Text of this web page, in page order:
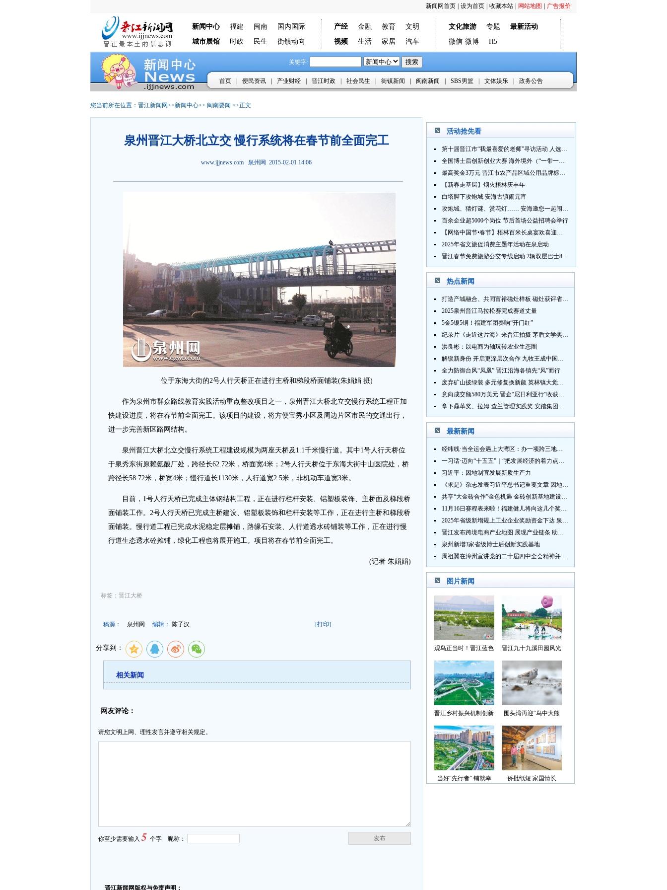
广告报价
网站地图
收藏本站
设为首页
新闻网首页
新闻中心 福建 闽南
国内国际
城市展馆
时政 民生 街镇动向
产经 金融 教育
文明
视频
生活 家居 汽车
文化旅游 专题
最新活动
微信 微博 H5
关键字:
首页 便民资讯 产业财经 晋江时政 社会民生 街镇新闻 闽南新闻 SBS男篮 文体娱乐 政务公告
您当前所在位置： 晋江新闻网>>新闻中心>> 闽南要闻 >>正文
泉州晋江大桥北立交 慢行系统将在春节前全面完工
www.ijjnews.com 泉州网 2015-02-01 14:06
位于东海大街的2号人行天桥正在进行主桥和梯段桥面铺装(朱娟娟 摄)
作为泉州市群众路线教育实践活动重点整改项目之一，泉州晋江大桥北立交慢行系统工程正加
快建设进度，将在春节前全面完工。该项目的建设，将方便宝秀小区及周边片区市民的交通出行，
进一步完善新区路网结构。
泉州晋江大桥北立交慢行系统工程建设规模为两座天桥及1.1千米慢行道。其中1号人行天桥位
于泉秀东街原赖氨酸厂处，跨径长62.72米，桥面宽4米；2号人行天桥位于东海大街中山医院处，桥
跨径长58.72米，桥宽4米；慢行道长1130米，人行道宽2.5米，非机动车道宽3米。
目前，1号人行天桥已完成主体钢结构工程，正在进行栏杆安装、铝塑板装饰、主桥面及梯段桥
面铺装工作。2号人行天桥已完成主桥建设、铝塑板装饰和栏杆安装等工作，正在进行主桥和梯段桥
面铺装。慢行道工程已完成水泥稳定层摊铺，路缘石安装、人行道透水砖铺装等工作，正在进行慢
行道生态透水砼摊铺，绿化工程也将展开施工。项目将在春节前全面完工。
(记者 朱娟娟)
标签：晋江大桥
稿源： 泉州网 编辑： 陈子汉 [打印]
分享到：
相关新闻
网友评论：
请您文明上网、理性发言并遵守相关规定。
发布
你至少需要输入5 个字 昵称：
晋江新闻网版权与免责声明：
活动抢先看
第十届晋江市“我最喜爱的老师”寻访活动 人选推荐火热进行中 快来“秀”您最喜爱的老师
全国博士后创新创业大赛 海外境外（“一带一路”）赛七大赛道等你来战
最高奖金3万元 晋江市农产品区域公用品牌标识Logo及特色农产品包装设计征集活动正式启动
【新春走基层】烟火梧林庆丰年
白塔脚下攻炮城 安海古镇闹元宵
攻炮城、猜灯谜、赏花灯…… 安海邀您一起闹元宵
百余企业超5000个岗位 节后首场公益招聘会举行
【网络中国节•春节】梧林百米长桌宴欢喜迎新春
2025年省文旅促消费主题年活动在泉启动
晋江春节免费旅游公交专线启动 2辆双层巴士8辆铛铛车带你游
热点新闻
打造产城融合、共同富裕磁灶样板 磁灶获评省级乡村振兴示范乡镇
2025泉州晋江马拉松赛完成赛道丈量
5金5银5铜！福建军团奏响“开门红”
纪录片《走近这片海》来晋江拍摄 茅盾文学奖得主麦家探寻晋江“海海”人生
洪良彬：以电商为轴玩转农业生态圈
解锁新身份 开启更深层次合作 九牧王成中国奥委会官方赞助商
全力防御台风“凤凰” 晋江沿海各镇先“风”而行
废弃矿山披绿装 多元修复换新颜 英林镇大觉山片区废弃矿山生态修复项目通过验收
意向成交额580万美元 晋企“尼日利亚行”收获满满
拿下鼎革奖、拉姆·查兰管理实践奖 安踏集团获企业管理权威奖项
最新新闻
经纬线·当全运会遇上大湾区：办一项跨三地的赛事有多硬核？
一习话·迈向“十五五”｜“把发展经济的着力点放在实体经济上”
习近平：因地制宜发展新质生产力
《求是》杂志发表习近平总书记重要文章 因地制宜发展新质生产力
共享“大金砖合作”金色机遇 金砖创新基地建设成效显著
11月16日赛程表来啦！福建健儿将向这几个奖牌发起冲击→
2025年省级新增规上工业企业奖励资金下达 泉州市获补资金居全省首位
晋江发布跨境电商产业地图 展现产业链条 助力“晋品出海”
泉州新增3家省级博士后创新实践基地
周祖翼在漳州宣讲党的二十届四中全会精神并调研
图片新闻
观鸟正当时！晋江蓝色
晋江九十九溪田园风光
光”首批认定名单
晋江乡村振兴机制创新
围头湾再迎“鸟中大熊
当好“先行者” 铺就幸
侨批纸短 家国情长